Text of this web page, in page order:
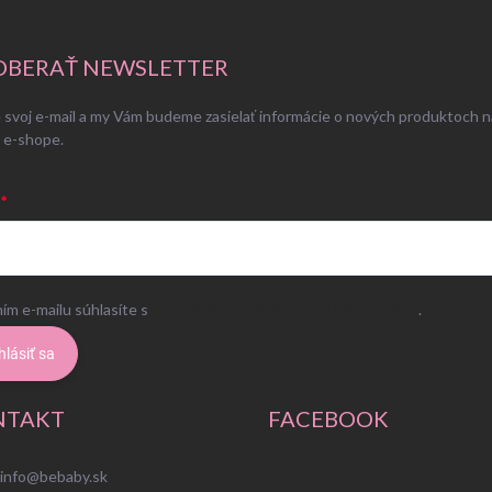
NEWSLETTER
e-mail a my Vám budeme zasielať informácie o nových produktoch
e-shope.
e-mailu súhlasíte s .
sa
info@bebaby.sk
FACEBOOK